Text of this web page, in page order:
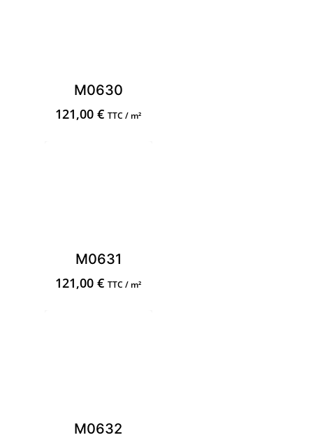
M0630
121,00€ TTC / m²
M0631
121,00€ TTC / m²
M0632